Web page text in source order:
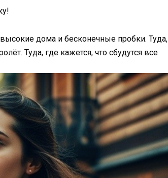
дома и бесконечные пробки. Туда,
Туда, где кажется, что сбудутся все